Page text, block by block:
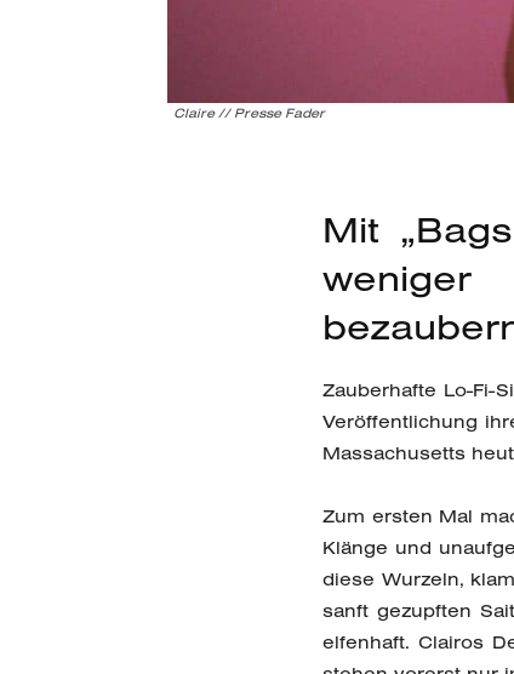
Claire // Presse Fader
Mit
Zauberhafte Lo-Fi-
Veröffentlichung
Massachusetts
Zum ersten Mal
Klänge und
diese Wurzeln,
sanft gezupften
elfenhaft. Clairos